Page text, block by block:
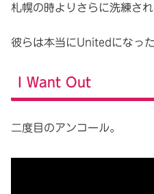
札幌の時よりさらに洗練さ
彼らは本当にUnitedになった
I Want Out
二度目のアンコール。